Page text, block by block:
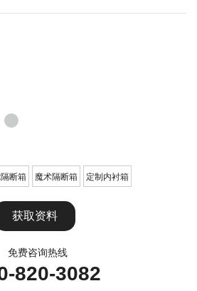
断箱 魔术隔断箱 定制内衬箱
获取资料
免费咨询热线
820-3082